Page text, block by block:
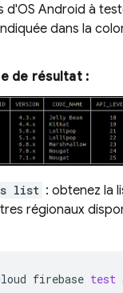
d'OS Android à
dans la
de résultat :
list : obtenez la
régionaux
firebase test